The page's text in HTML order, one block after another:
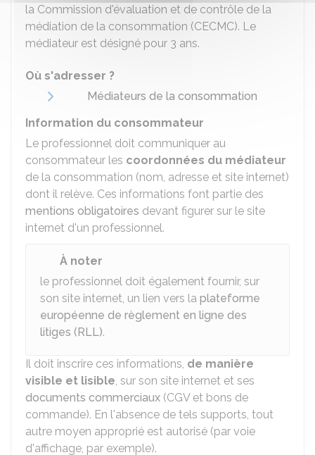
la Commission d'évaluation et de contrôle de la
médiation de la consommation (CECMC). Le
médiateur est désigné pour 3 ans.
Où s'adresser ?
Médiateurs de la consommation
Information du consommateur
Le professionnel doit communiquer au
consommateur les coordonnées du médiateur
de la consommation (nom, adresse et site internet)
dont il relève. Ces informations font partie des
mentions obligatoires devant figurer sur le site
internet d'un professionnel.
À noter
le professionnel doit également fournir, sur
son site internet, un lien vers la plateforme
européenne de règlement en ligne des
litiges (RLL).
Il doit inscrire ces informations, de manière
visible et lisible, sur son site internet et ses
documents commerciaux (CGV et bons de
commande). En l'absence de tels supports, tout
autre moyen approprié est autorisé (par voie
d'affichage, par exemple).